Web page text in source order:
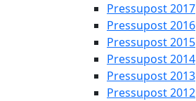
Pressupost 2017
Pressupost 2016
Pressupost 2015
Pressupost 2014
Pressupost 2013
Pressupost 2012